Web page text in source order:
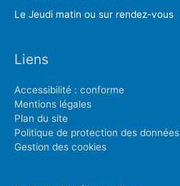
Le Jeudi matin ou sur rendez-vous
Liens
Accessibilité : conforme
Mentions légales
Plan du site
Politique de protection des données
Gestion des cookies